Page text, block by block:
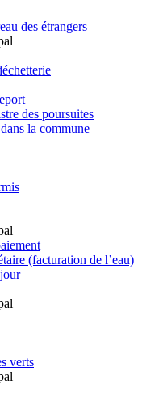
des étrangers
des poursuites
la commune
(facturation de l’eau)
verts